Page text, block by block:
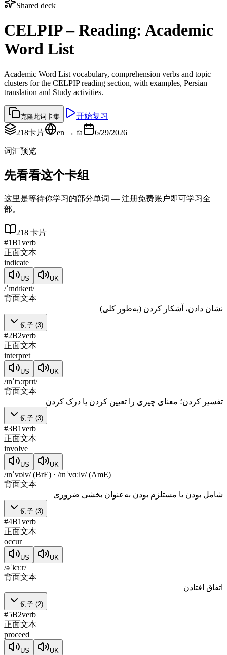
Shared deck
CELPIP – Reading: Academic
Word List
Academic Word List vocabulary, comprehension verbs and topic
clusters for the CELPIP reading section, with examples, Persian
translation and Study activities.
克隆此词卡集
开始复习
218卡片 en → fa 6/29/2026
词汇预览
先看看这个卡组
这里是等待你学习的部分单词 — 注册免费账户即可学习全
部。
218 卡片
#1B1verb
正面文本
indicate
US UK
/ˈɪndɪkeɪt/
背面文本
نشان دادن، آشکار کردن (به‌طور کلی)
例子 (3)
#2B2verb
正面文本
interpret
US UK
/ɪnˈtɜːrprɪt/
背面文本
تفسیر کردن؛ معنای چیزی را تعیین کردن یا درک کردن
例子 (3)
#3B1verb
正面文本
involve
US UK
/ɪnˈvɒlv/ (BrE) · /ɪnˈvɑːlv/ (AmE)
背面文本
شامل بودن یا مستلزم بودن به‌عنوان بخشی ضروری
例子 (3)
#4B1verb
正面文本
occur
US UK
/əˈkɜːr/
背面文本
اتفاق افتادن
例子 (2)
#5B2verb
正面文本
proceed
US UK